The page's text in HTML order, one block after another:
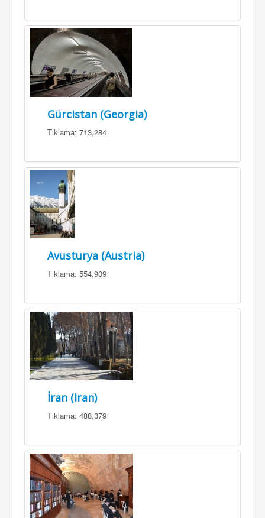
Gürcistan (Georgia)
Tıklama: 713,284
Avusturya (Austria)
Tıklama: 554,909
İran (Iran)
Tıklama: 488,379